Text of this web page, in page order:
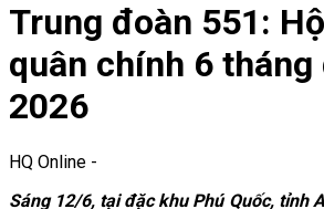
Trung đoàn 551:
quân chính 6 tháng
2026
HQ Online -
Sáng 12/6, tại đặc khu Phú Quốc, tỉnh